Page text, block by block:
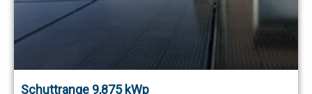
Schuttrange 9,875 kWp